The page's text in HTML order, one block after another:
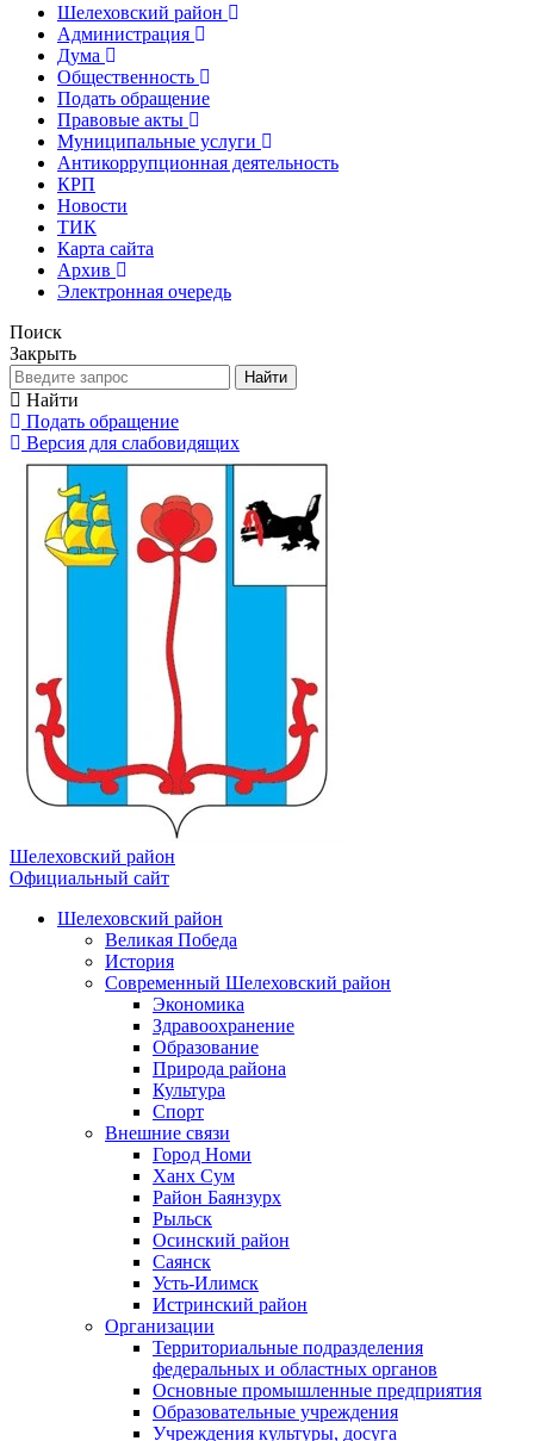
Шелеховский район
Администрация
Дума
Общественность
Подать обращение
Правовые акты
Муниципальные услуги
Антикоррупционная деятельность
КРП
Новости
ТИК
Карта сайта
Архив
Электронная очередь
Поиск
Закрыть
Найти
Найти
Подать обращение
Версия для слабовидящих
Шелеховский район
Официальный сайт
Шелеховский район
Великая Победа
История
Современный Шелеховский район
Экономика
Здравоохранение
Образование
Природа района
Культура
Спорт
Внешние связи
Город Номи
Ханх Сум
Район Баянзурх
Рыльск
Осинский район
Саянск
Усть-Илимск
Истринский район
Организации
Территориальные подразделения
федеральных и областных органов
Основные промышленные предприятия
Образовательные учреждения
Учреждения культуры, досуга